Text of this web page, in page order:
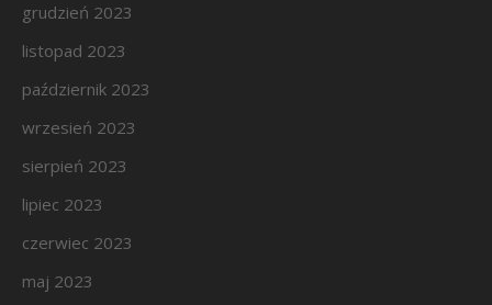
grudzień 2023
listopad 2023
październik 2023
wrzesień 2023
sierpień 2023
lipiec 2023
czerwiec 2023
maj 2023